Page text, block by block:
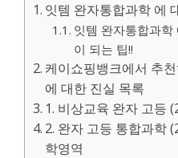
잇템 완자통합과학 에
잇템 완자통합과학
이 되는 팁!!
케이쇼핑뱅크에서 추
에 대한 진실 목록
1. 비상교육 완자 고등
2. 완자 고등 통합과학
학영역